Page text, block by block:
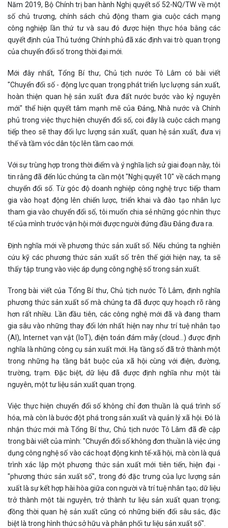
Năm 2019, Bộ Chính trị ban hành Nghị quyết số 52-NQ/TW về một
số chủ trương, chính sách chủ động tham gia cuộc cách mạng
công nghiệp lần thứ tư và sau đó được hiện thực hóa bằng các
quyết định của Thủ tướng Chính phủ đã xác định vai trò quan trọng
của chuyển đổi số trong thời đại mới.
Mới đây nhất, Tổng Bí thư, Chủ tịch nước Tô Lâm có bài viết
"Chuyển đổi số - động lực quan trọng phát triển lực lượng sản xuất,
hoàn thiện quan hệ sản xuất đưa đất nước bước vào kỷ nguyên
mới" thể hiện quyết tâm mạnh mẽ của Đảng, Nhà nước và Chính
phủ trong việc thực hiện chuyển đổi số, coi đây là cuộc cách mạng
tiếp theo sẽ thay đổi lực lượng sản xuất, quan hệ sản xuất, đưa vị
thế và tầm vóc dân tộc lên tầm cao mới.
Với sự trùng hợp trong thời điểm và ý nghĩa lịch sử giai đoạn này, tôi
tin rằng đã đến lúc chúng ta cần một "Nghị quyết 10" về cách mạng
chuyển đổi số. Từ góc độ doanh nghiệp công nghệ trực tiếp tham
gia vào hoạt động lên chiến lược, triển khai và đào tạo nhân lực
tham gia vào chuyển đổi số, tôi muốn chia sẻ những góc nhìn thực
tế của mình trước vận hội mới được người đứng đầu Đảng đưa ra.
Định nghĩa mới về phương thức sản xuất số. Nếu chúng ta nghiên
cứu kỹ các phương thức sản xuất số trên thế giới hiện nay, ta sẽ
thấy tập trung vào việc áp dụng công nghệ số trong sản xuất.
Trong bài viết của Tổng Bí thư, Chủ tịch nước Tô Lâm, định nghĩa
phương thức sản xuất số mà chúng ta đã được quy hoạch rõ ràng
hơn rất nhiều. Lần đầu tiên, các công nghệ mới đã và đang tham
gia sâu vào những thay đổi lớn nhất hiện nay như trí tuệ nhân tạo
(AI), Internet vạn vật (IoT), điện toán đám mây (cloud…) được định
nghĩa là những công cụ sản xuất mới. Hạ tầng số đã trở thành một
trong những hạ tầng bắt buộc của xã hội cùng với điện, đường,
trường, trạm. Đặc biệt, dữ liệu đã được định nghĩa như một tài
nguyên, một tư liệu sản xuất quan trọng.
Việc thực hiện chuyển đổi số không chỉ đơn thuần là quá trình số
hóa, mà còn là bước đột phá trong sản xuất và quản lý xã hội. Đó là
nhận thức mới mà Tổng Bí thư, Chủ tịch nước Tô Lâm đã đề cập
trong bài viết của mình: "Chuyển đổi số không đơn thuần là việc ứng
dụng công nghệ số vào các hoạt động kinh tế-xã hội, mà còn là quá
trình xác lập một phương thức sản xuất mới tiên tiến, hiện đại -
"phương thức sản xuất số", trong đó đặc trưng của lực lượng sản
xuất là sự kết hợp hài hòa giữa con người và trí tuệ nhân tạo; dữ liệu
trở thành một tài nguyên, trở thành tư liệu sản xuất quan trọng;
đồng thời quan hệ sản xuất cũng có những biến đổi sâu sắc, đặc
biệt là trong hình thức sở hữu và phân phối tư liệu sản xuất số".